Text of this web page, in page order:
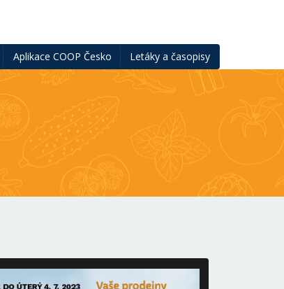
Aplikace COOP Česko Letáky a časopisy